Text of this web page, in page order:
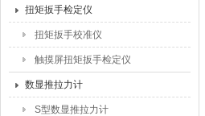
扭矩扳手检定仪
扭矩扳手校准仪
触摸屏扭矩扳手检定仪
数显推拉力计
S型数显推拉力计